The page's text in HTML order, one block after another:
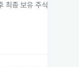
종 보유 주식은